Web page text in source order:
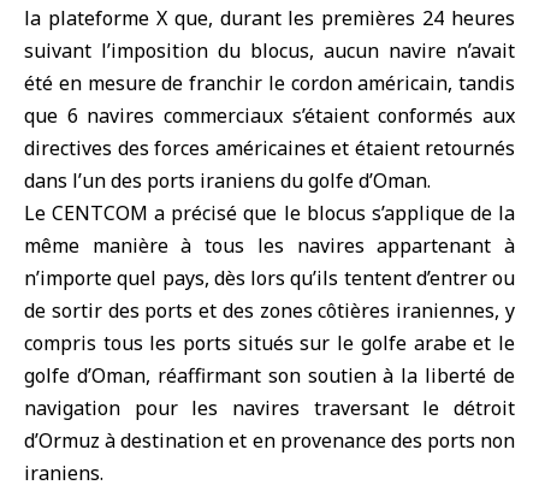
la plateforme X que, durant les premières 24 heures
suivant l’imposition du blocus, aucun navire n’avait
été en mesure de franchir le cordon américain, tandis
que 6 navires commerciaux s’étaient conformés aux
directives des forces américaines et étaient retournés
dans l’un des ports iraniens du golfe d’Oman.
Le CENTCOM a précisé que le blocus s’applique de la
même manière à tous les navires appartenant à
n’importe quel pays, dès lors qu’ils tentent d’entrer ou
de sortir des ports et des zones côtières iraniennes, y
compris tous les ports situés sur le golfe arabe et le
golfe d’Oman, réaffirmant son soutien à la liberté de
navigation pour les navires traversant le détroit
d’Ormuz à destination et en provenance des ports non
iraniens.